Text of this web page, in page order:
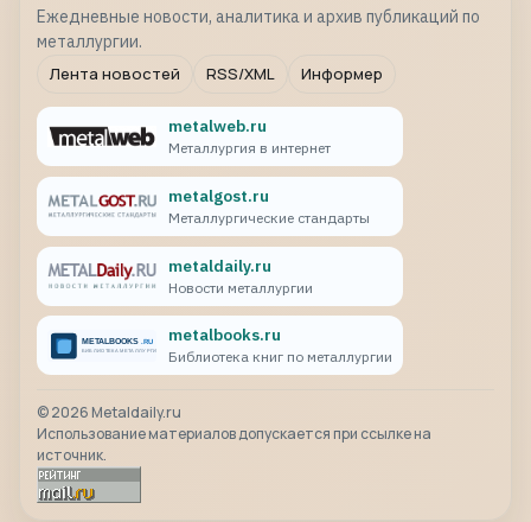
Ежедневные новости, аналитика и архив публикаций по
металлургии.
Лента новостей
RSS/XML Информер
metalweb.ru
Металлургия в интернет
metalgost.ru
Металлургические стандарты
metaldaily.ru
Новости металлургии
metalbooks.ru
Библиотека книг по металлургии
©2026 Metaldaily.ru
Использование материалов допускается при ссылке на
источник.